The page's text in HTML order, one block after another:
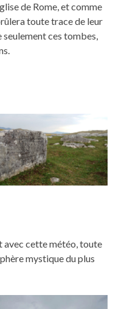
de Rome, et comme
toute trace de leur
ces tombes,
avec cette météo, toute
mystique du plus